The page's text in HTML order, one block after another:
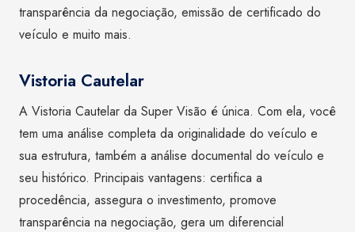
transparência da negociação, emissão de certificado do
veículo e muito mais.
Vistoria Cautelar
A Vistoria Cautelar da Super Visão é única. Com ela, você
tem uma análise completa da originalidade do veículo e
sua estrutura, também a análise documental do veículo e
seu histórico. Principais vantagens: certifica a
procedência, assegura o investimento, promove
transparência na negociação, gera um diferencial